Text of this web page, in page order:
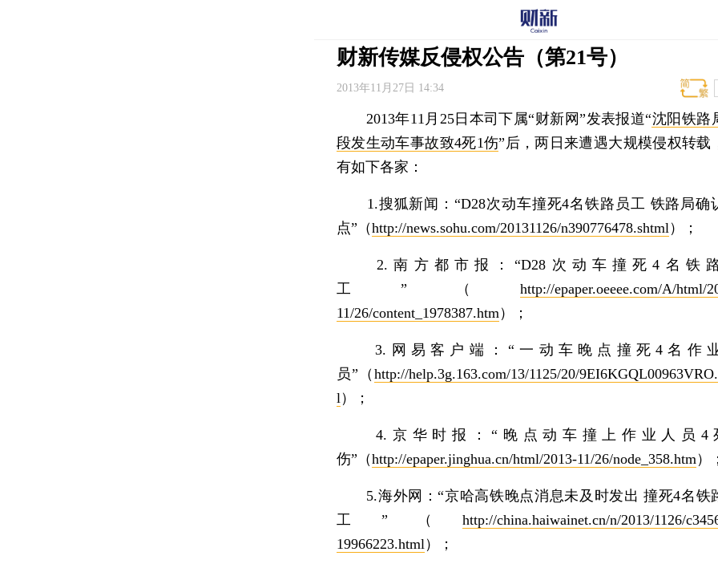
财新传媒反侵权公告（第21号）
2013年11月27日 14:34
2013年11月25日本司下属“财新网”发表报道“沈阳铁路
段发生动车事故致4死1伤”后，两日来遭遇大规模侵权转载
有如下各家：
1.搜狐新闻：“D28次动车撞死4名铁路员工 铁路局确
点”（http://news.sohu.com/20131126/n390776478.shtml）；
2.南方都市报：“D28次动车撞死4名铁
工”（ http://epaper.oeeee.com/A/html/
11/26/content_1978387.htm）；
3.网易客户端：“一动车晚点撞死4名作
员”（ http://help.3g.163.com/13/1125/20/
l）；
4.京华时报：“晚点动车撞上作业人员4
伤”（http://epaper.jinghua.cn/html/2013-11/26/node_358.htm）；
5.海外网：“京哈高铁晚点消息未及时发出 撞死4名铁
工”（ http://china.haiwainet.cn/n/2013/1126/
19966223.html）；